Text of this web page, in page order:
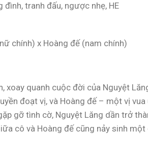
đình, tranh đấu, ngược nhẹ, HE
chính) x Hoàng đế (nam chính)
xoay quanh cuộc đời của Nguyệt
đoạt vị, và Hoàng đế – một vị
gỡ tình cờ, Nguyệt Lăng dần trở
cô và Hoàng đế cũng nảy sinh một